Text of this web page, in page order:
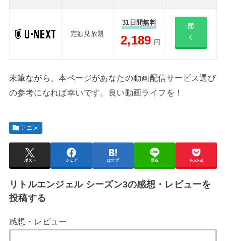
定額見放題
31日間無料
2,189 円
開
く
末筆ながら、本ページがあなたの動画配信サービス選び
の参考になれば幸いです。良い動画ライフを！
アニメ
ポスト シェア はてブ 送る Pocket
リトルエンジェル シーズン3の感想・レビューを
投稿する
感想・レビュー